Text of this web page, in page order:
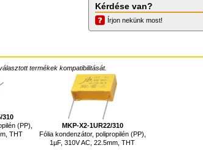
Kérdése van?
Írjon nekünk most!
termékek kompatibilitását.
310
(PP),
THT
MKP-X2-1UR22/310
Fólia kondenzátor, polipropilén (PP),
1µF, 310V AC, 22.5mm, THT